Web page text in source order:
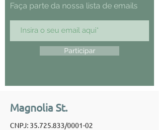
Faça parte da nossa lista de emails
Participar
Magnolia St.
CNPJ: 35.725.833/0001-02